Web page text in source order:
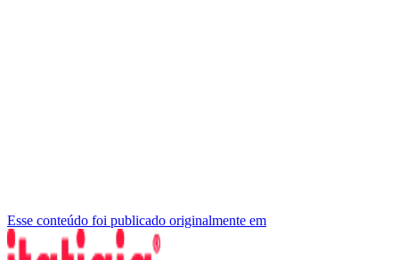
Esse conteúdo foi publicado originalmente em